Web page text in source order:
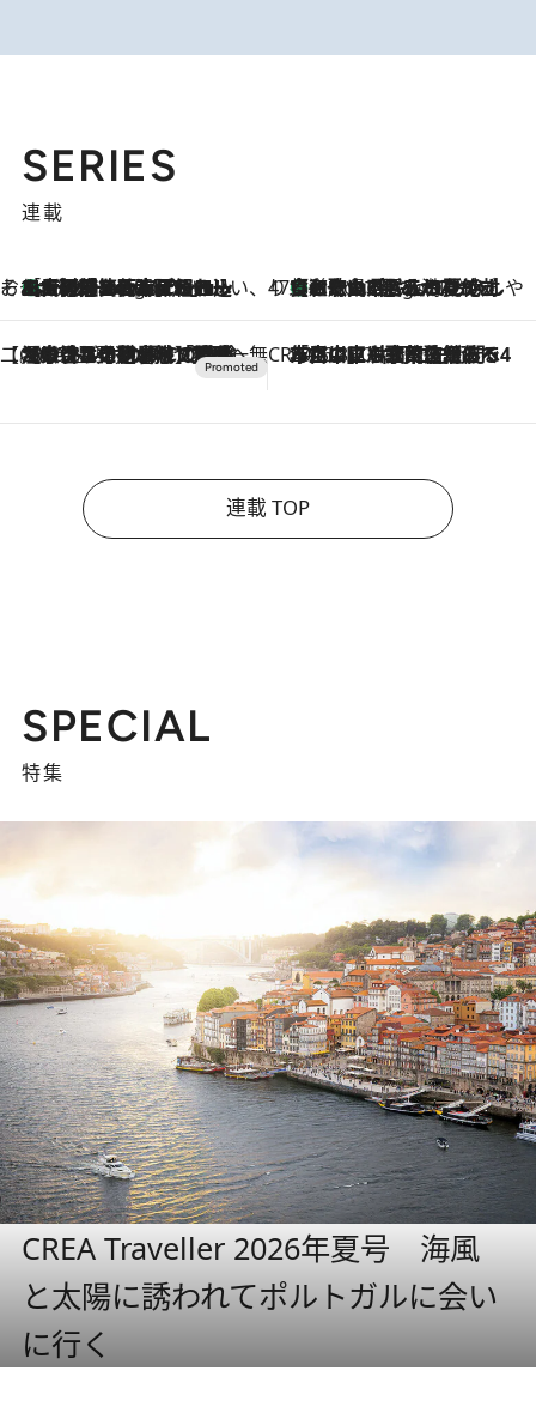
SERIES
連載
そおだよおこの関西おいしい、おやつ紀行
2 Hours Ago
［大阪府箕面市］一皿一皿目の前で仕上げられる、料理を巧みに組み込んだアシェットデセールコース「ミチル アシェット デセール（Michiru assiette dessert）」 47都道府県の手みやげ ひんやりスイーツで夏を満喫
2 Hours Ago
【和歌山県】この夏絶対食べたい 冷やしておいしいおやつ3選 みかんがごろっと丸ごと入ったジュレ
【CREA×星野リゾート】唯一無二。癒しと発見が待つ場所へ
2026.8.7
【トンボの足水浴】ヒノキの香りに包まれて涼感マックス！約13℃の湧水かけ流しを避暑地「星野温泉 トンボの湯」で体験 CREA'S CHOICE
2026.8.7
「立川にも歌舞伎があるんだよ」 片岡仁左衛門・市川中車ら豪華座組みで4年目の立川立飛歌舞伎へ
連載 TOP
SPECIAL
特集
CREA Traveller 2026年夏号 海風
と太陽に誘われてポルトガルに会い
に行く